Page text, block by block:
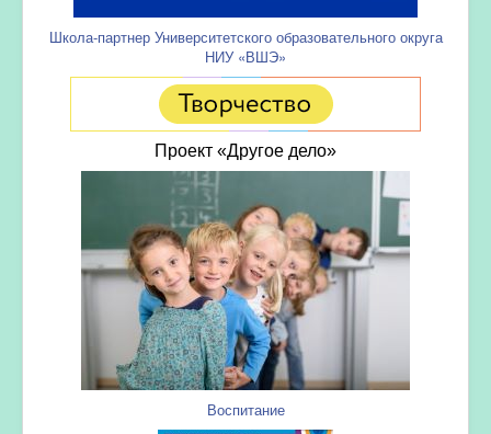
Школа-партнер Университетского образовательного округа
НИУ «ВШЭ»
Проект «Другое дело»
Воспитание